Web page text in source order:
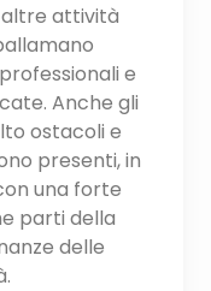
attività
e
Anche gli
ostacoli e
presenti, in
una forte
parti della
delle